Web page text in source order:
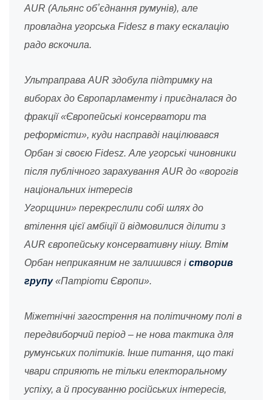
AUR (Альянс обʼєднання румунів), але
провладна угорська Fidesz в таку ескалацію
радо вскочила.
Ультраправа AUR здобула підтримку на
виборах до Європарламенту і приєдналася до
фракції «Європейські консерватори та
реформісти», куди насправді націлювався
Орбан зі своєю Fidesz. Але угорські чиновники
після публічного зарахування AUR до «ворогів
національних інтересів
Угорщини» перекреслили собі шлях до
втілення цієї амбіції й відмовилися ділити з
AUR європейську консервативну нішу. Втім
Орбан неприкаяним не залишився і створив
групу«Патріоти Європи».
Міжетнічні загострення на політичному полі в
передвиборчий період – не нова тактика для
румунських політиків. Інше питання, що такі
чвари сприяють не тільки електоральному
успіху, а й просуванню російських інтересів,